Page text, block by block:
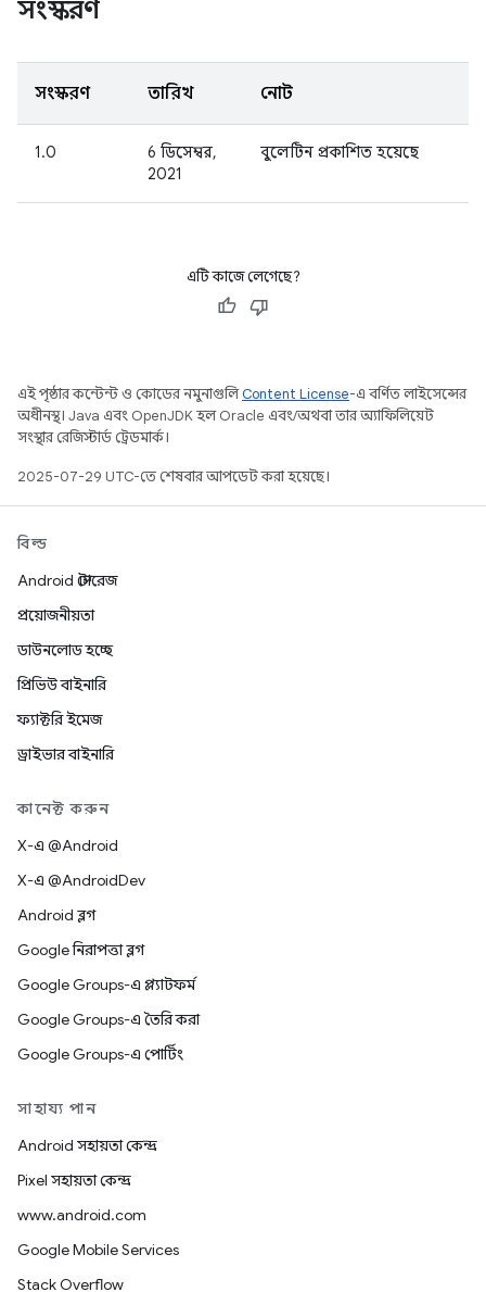
সংস্করণ
সংস্করণ তারিখ নোট
1.0
6 ডিসেম্বর,
2021
বুলেটিন প্রকাশিত হয়েছে
এটি কাজে লেগেছে?
এই পৃষ্ঠার কন্টেন্ট ও কোডের নমুনাগুলিContent License-এ বর্ণিত লাইসেন্সের
অধীনস্থ। Java এবং OpenJDK হল Oracle এবং/অথবা তার অ্যাফিলিয়েট
সংস্থার রেজিস্টার্ড ট্রেডমার্ক।
2025-07-29 UTC-তে শেষবার আপডেট করা হয়েছে।
বিল্ড
Android স্টোরেজ
প্রয়োজনীয়তা
ডাউনলোড হচ্ছে
প্রিভিউ বাইনারি
ফ্যাক্টরি ইমেজ
ড্রাইভার বাইনারি
কানেক্ট করুন
X-এ @Android
X-এ @AndroidDev
Android ব্লগ
Google নিরাপত্তা ব্লগ
Google Groups-এ প্ল্যাটফর্ম
Google Groups-এ তৈরি করা
Google Groups-এ পোর্টিং
সাহায্য পান
Android সহায়তা কেন্দ্র
Pixel সহায়তা কেন্দ্র
www.android.com
Google Mobile Services
Stack Overflow